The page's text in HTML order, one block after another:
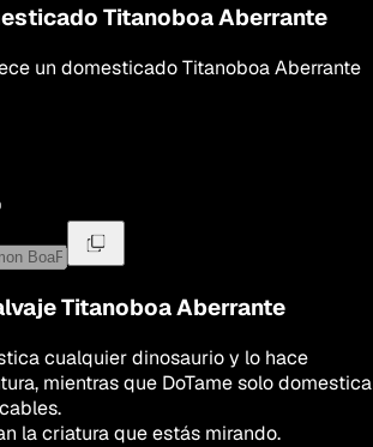
Titanoboa Aberrante
un domesticadoTitanoboa Aberrante
Titanoboa Aberrante
cualquier dinosaurio y lo hace
mientras que DoTame solo domestica
la criatura que estás mirando.